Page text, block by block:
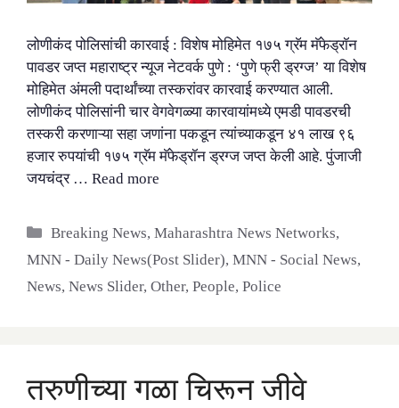
लोणीकंद पोलिसांची कारवाई : विशेष मोहिमेत १७५ ग्रॅम मॅफेड्रॉन
पावडर जप्त महाराष्ट्र न्यूज नेटवर्क पुणे : ‘पुणे फ्री ड्रग्ज’ या विशेष
मोहिमेत अंमली पदार्थांच्या तस्करांवर कारवाई करण्यात आली.
लोणीकंद पोलिसांनी चार वेगवेगळ्या कारवायांमध्ये एमडी पावडरची
तस्करी करणाऱ्या सहा जणांना पकडून त्यांच्याकडून ४१ लाख ९६
हजार रुपयांची १७५ ग्रॅम मॅफेड्रॉन ड्रग्ज जप्त केली आहे. पुंजाजी
जयचंद्र … Read more
Categories
Breaking News,Maharashtra News Networks,
MNN - Daily News(Post Slider), MNN - Social News,
News, News Slider, Other, People, Police
तरुणीच्या गळा चिरून जीवे